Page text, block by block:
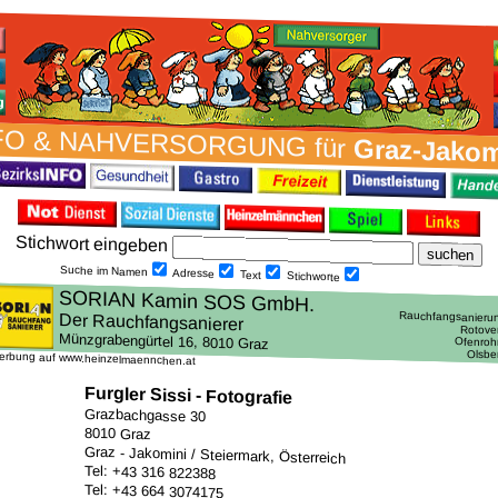
& NAH­VER­SORG­UNG fürGraz-
Stich­wort ein­geben
Suche im Namen Adresse Text Stich­worte
auf www.heinzelmaennchen.at
Furgler Sissi - Fotografie
Grazbachgasse 30
8010 Graz
Graz - Jakomini / Steiermark, Österreich
Tel: +43 316 822388
Tel: +43 664 3074175